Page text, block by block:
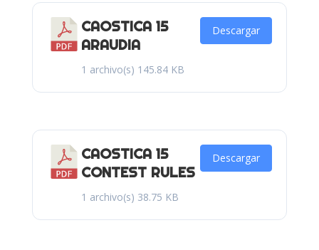
CAOSTICA 15
ARAUDIA
1 archivo(s) 145.84 KB
Descargar
CAOSTICA 15
CONTEST RULES
1 archivo(s) 38.75 KB
Descargar